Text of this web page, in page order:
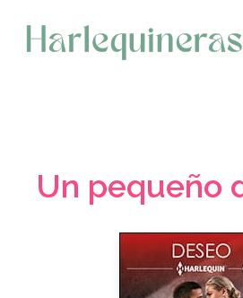
contenido
Un pequeño